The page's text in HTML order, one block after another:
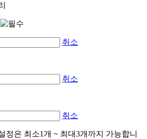
취소
취소
취소
정은 최소1개 ~ 최대3개까지 가능합니